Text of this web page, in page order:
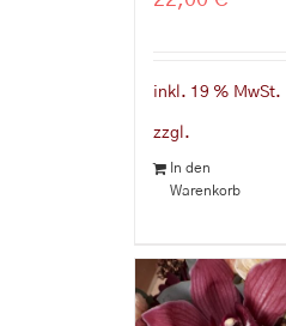
inkl. 19 % MwSt.
zzgl.
In den
Warenkorb